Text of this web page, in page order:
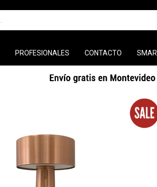
PROFESIONALES CONTACTO